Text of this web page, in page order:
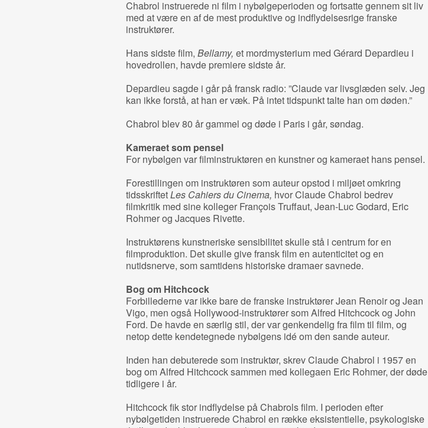
Chabrol instruerede ni film i nybølgeperioden og fortsatte gennem sit liv
med at være en af de mest produktive og indflydelsesrige franske
instruktører.
Hans sidste film, Bellamy, et mordmysterium med Gérard Depardieu i
hovedrollen, havde premiere sidste år.
Depardieu sagde i går på fransk radio: ”Claude var livsglæden selv. Jeg
kan ikke forstå, at han er væk. På intet tidspunkt talte han om døden.”
Chabrol blev 80 år gammel og døde i Paris i går, søndag.
Kameraet som pensel
For nybølgen var filminstruktøren en kunstner og kameraet hans pensel.
Forestillingen om instruktøren som auteur opstod i miljøet omkring
tidsskriftetLes Cahiers du Cinema, hvor Claude Chabrol bedrev
filmkritik med sine kolleger François Truffaut, Jean-Luc Godard, Eric
Rohmer og Jacques Rivette.
Instruktørens kunstneriske sensibilitet skulle stå i centrum for en
filmproduktion. Det skulle give fransk film en autenticitet og en
nutidsnerve, som samtidens historiske dramaer savnede.
Bog om Hitchcock
Forbillederne var ikke bare de franske instruktører Jean Renoir og Jean
Vigo, men også Hollywood-instruktører som Alfred Hitchcock og John
Ford. De havde en særlig stil, der var genkendelig fra film til film, og
netop dette kendetegnede nybølgens idé om den sande auteur.
Inden han debuterede som instruktør, skrev Claude Chabrol i 1957 en
bog om Alfred Hitchcock sammen med kollegaen Eric Rohmer, der døde
tidligere i år.
Hitchcock fik stor indflydelse på Chabrols film. I perioden efter
nybølgetiden instruerede Chabrol en række eksistentielle, psykologiske